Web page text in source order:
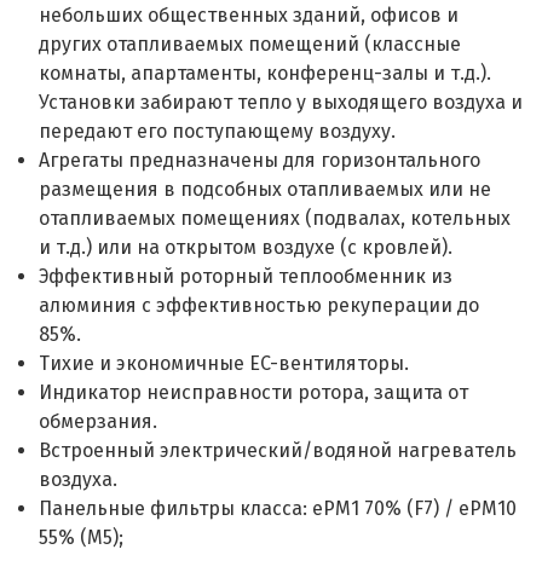
небольших общественных зданий, офисов и
других отапливаемых помещений (классные
комнаты, апартаменты, конференц-залы и т.д.).
Установки забирают тепло у выходящего воздуха и
передают его поступающему воздуху.
Агрегаты предназначены для горизонтального
размещения в подсобных отапливаемых или не
отапливаемых помещениях (подвалах, котельных
и т.д.) или на открытом воздухе (с кровлей).
Эффективный роторный теплообменник из
алюминия с эффективностью рекуперации до
85%.
Тихие и экономичные EC-вентиляторы.
Индикатор неисправности ротора, защита от
обмерзания.
Встроенный электрический/водяной нагреватель
воздуха.
Панельные фильтры класса: ePM1 70% (F7) / ePM10
55% (M5);